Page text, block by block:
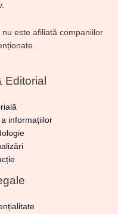
este afiliată companiilor
Editorial
informațiilor